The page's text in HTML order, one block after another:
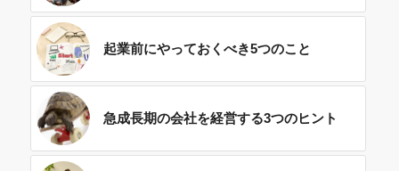
起業前にやっておくべき5つのこと
急成長期の会社を経営する3つのヒント